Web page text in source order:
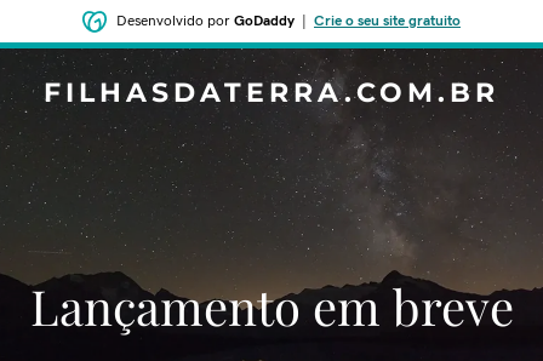
Desenvolvido por GoDaddy Crie o seu site gratuito
FILHASDATERRA.COM.BR
‌‌Lançamento em breve